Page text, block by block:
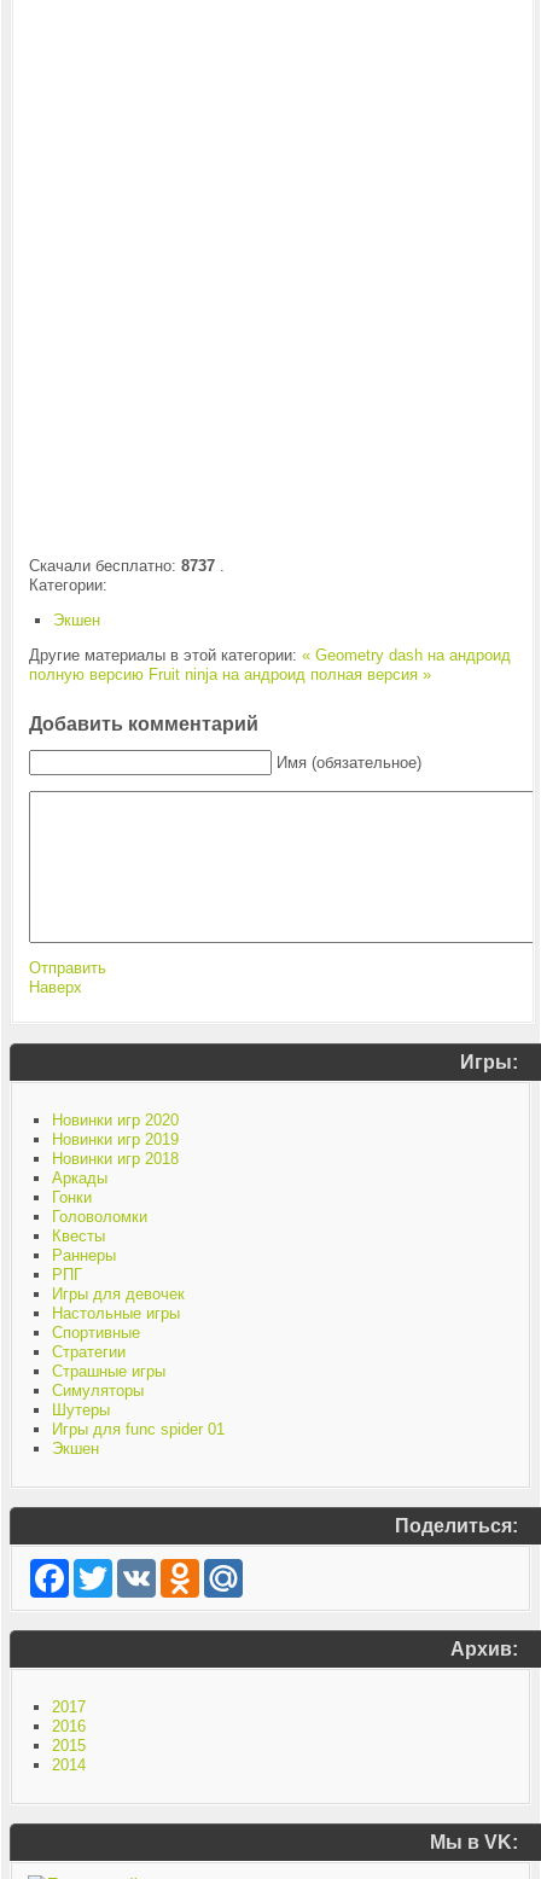
Скачали бесплатно: 8737.
Категории:
Экшен
Другие материалы в этой категории: « Geometry dash на андроид
полную версию Fruit ninja на андроид полная версия »
Добавить комментарий
Имя (обязательное)
Отправить
Наверх
Игры:
Новинки игр 2020
Новинки игр 2019
Новинки игр 2018
Аркады
Гонки
Головоломки
Квесты
Раннеры
РПГ
Игры для девочек
Настольные игры
Спортивные
Стратегии
Страшные игры
Симуляторы
Шутеры
Игры для func spider 01
Экшен
Поделиться:
Facebook
TwitterVK Odnoklassniki
Mail.Ru
Архив:
2017
2016
2015
2014
Мы в VK: